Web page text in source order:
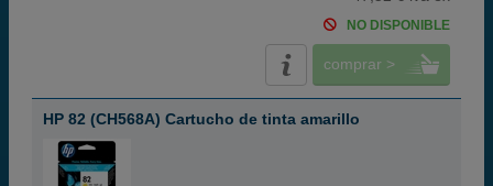
NO DISPONIBLE
comprar >
HP 82 (CH568A) Cartucho de tinta amarillo